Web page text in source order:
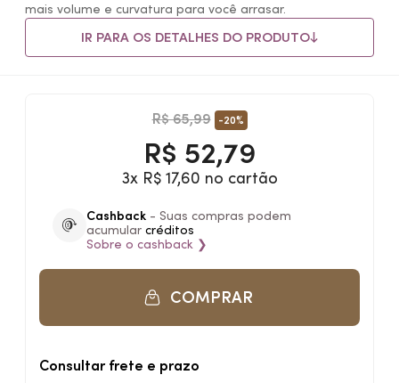
mais volume e curvatura para você arrasar.
IR PARA OS DETALHES DO PRODUTO
R$ 65,99 -20%
R$ 52,79
3x R$ 17,60 no cartão
Cashback - Suas compras podem
acumular créditos
Sobre o cashback ❯
COMPRAR
Consultar frete e prazo